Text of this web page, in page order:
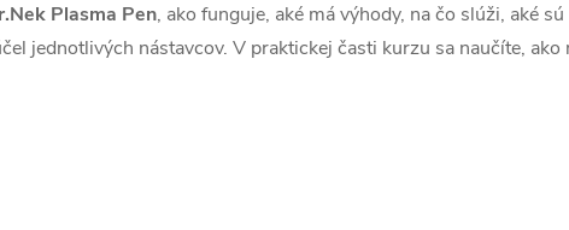
Plasma Pen, ako funguje, aké má výhody, na čo slúži, aké
jednotlivých nástavcov. V praktickej časti kurzu sa naučíte, ako